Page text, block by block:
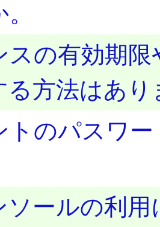
スの有効期
る方法はあり
トのパスワ
ソールの利